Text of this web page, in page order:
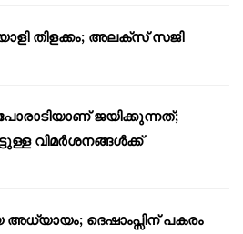
തിളക്കം; അലക്സ് സജി
ജയിക്കുന്നത്;
വിമർശനങ്ങൾക്ക്
ദെഷാംപ്സിന് പകരം